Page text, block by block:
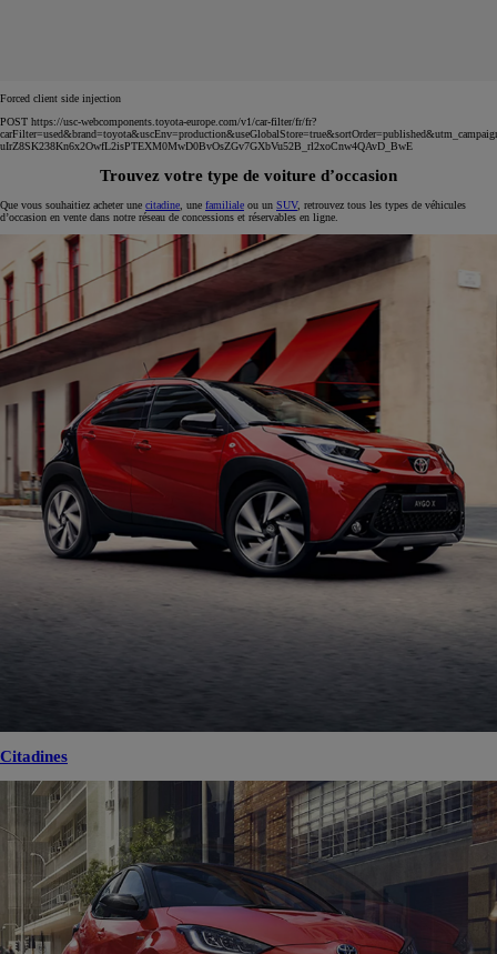
Forced client side injection
POST https://usc-webcomponents.toyota-europe.com/v1/car-filter/fr/fr?
uIrZ8SK238Kn6x2OwfL2isPTEXM0MwD0BvOsZGv7GXbVu52B_rl2xoCnw4QAvD_BwE
Trouvez votre type de voiture d’occasion
Que vous souhaitiez acheter une citadine , une familiale ou un SUV, retrouvez tous les types de véhicules
d’occasion en vente dans notre réseau de concessions et réservables en ligne.
Citadines